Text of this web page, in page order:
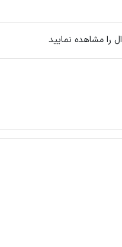
را مشاهده نمایید